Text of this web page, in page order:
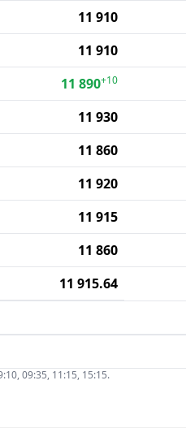
11 910
11 910
11 890+10
11 930
11 860
11 920
11 915
11 860
11 915.64
09:35, 11:15, 15:15.